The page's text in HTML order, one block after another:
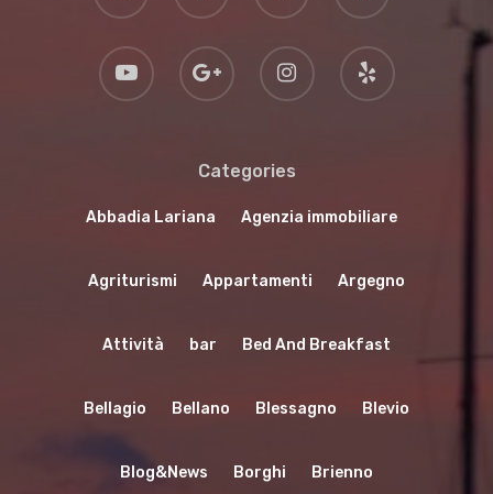
Categories
Abbadia Lariana Agenzia immobiliare
Agriturismi Appartamenti Argegno
Attività bar Bed And Breakfast
Bellagio Bellano Blessagno Blevio
Blog&News Borghi Brienno